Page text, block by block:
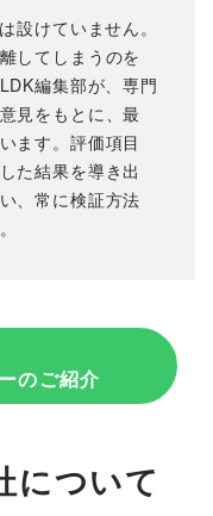
設けていません。
してしまうのを
編集部が、専門
見をもとに、最
ます。評価項目
た結果を導き出
、常に検証方法
のご紹介
について